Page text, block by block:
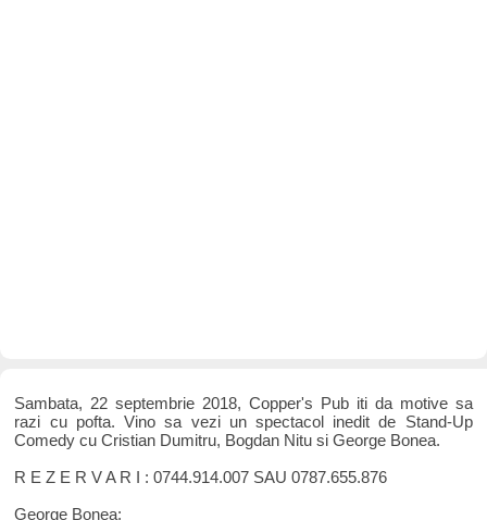
Sambata, 22 septembrie 2018, Copper's Pub iti da motive sa
razi cu pofta. Vino sa vezi un spectacol inedit de Stand-Up
Comedy cu Cristian Dumitru, Bogdan Nitu si George Bonea.
R E Z E R V A R I : 0744.914.007 SAU 0787.655.876
George Bonea: